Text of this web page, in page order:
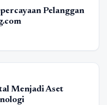
Pelanggan
Menjadi Aset